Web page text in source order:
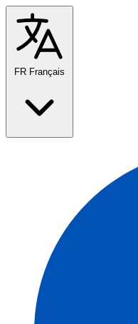
FR Français